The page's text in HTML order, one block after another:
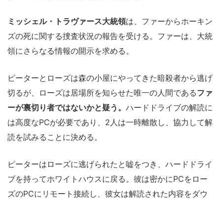
ミッシェル・トラヴァース大統領は、ファーからホーキン
ズの死に関する捜査状況の報告を受ける。ファーは、大統
領にさらなる情報の開示を求める。
ピーターとローズは森の小屋にやってきた暗殺者から逃げ
切るが、ローズは居場所を知らせた唯一の人間であるファ
ーが裏切り者ではないかと疑う。 ハードドライブの解読に
は高度なPCが必要であり、2人は一時離散し、協力して解
読を試みることに決める。
ピーターはローズに逃げられたと嘘をつき、ハードドライ
ブを持ってホワイトハウスに戻る。彼は密かにPCをロー
ズのPCにリモート接続し、彼女は解読された内容をダウ